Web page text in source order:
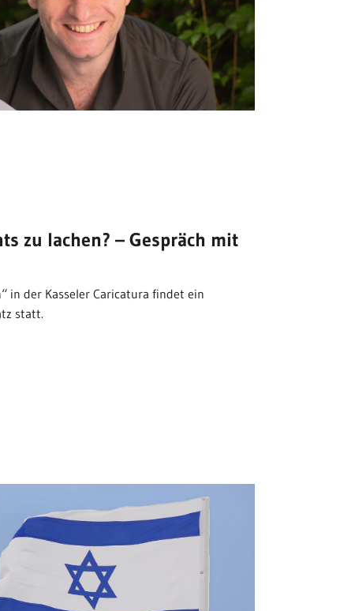
zu lachen? – Gespräch mit
in der Kasseler Caricatura findet ein
statt.